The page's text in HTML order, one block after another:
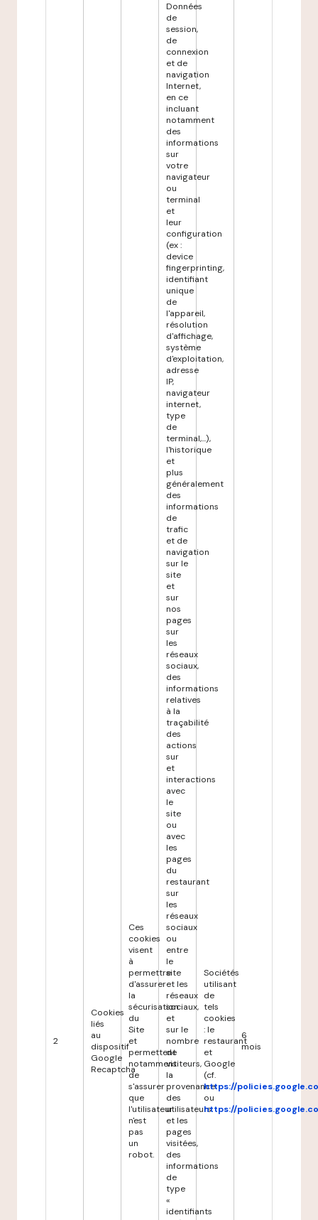
2
Cookies
liés
au
dispositif
Google
Recaptcha
Ces
cookies
visent
à
permettre
d'assurer
la
sécurisation
du
Site
et
permettent
notamment
de
s'assurer
que
l'utilisateur
n'est
pas
un
robot.
Données
de
session,
de
connexion
et de
navigation
Internet,
en ce
incluant
notamment
des
informations
sur
votre
navigateur
ou
terminal
et
leur
configuration
(ex :
device
fingerprinting,
identifiant
unique
de
l'appareil,
résolution
d'affichage,
système
d'exploitation,
adresse
IP,
navigateur
internet,
type
de
terminal,...),
l'historique
et
plus
généralement
des
informations
de
trafic
et de
navigation
sur le
site
et
sur
nos
pages
sur
les
réseaux
sociaux,
des
informations
relatives
à la
traçabilité
des
actions
sur
et
interactions
avec
le
site
ou
avec
les
pages
du
restaurant
sur
les
réseaux
sociaux
ou
entre
le
site
et les
réseaux
sociaux,
et
sur le
nombre
de
visiteurs,
la
provenance
des
utilisateurs
et les
pages
visitées,
des
informations
de
type
«
identifiants
Sociétés
utilisant
de
tels
cookies
: le
restaurant
et
Google
(cf.
https://
ou
https://
6
mois